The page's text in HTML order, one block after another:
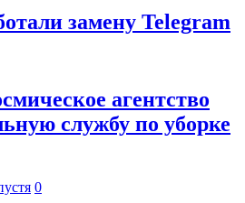
замену Telegram
агентство
службу по уборке
0